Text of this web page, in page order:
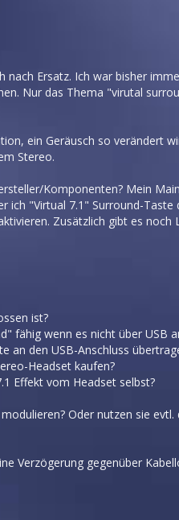
Ersatz. Ich war bisher
Nur das Thema "virutal
ein Geräusch so verändert
Stereo.
Komponenten? Mein
ich "Virtual 7.1" Surround-
Zusätzlich gibt es
ist?
fähig wenn es nicht über USB
an den USB-Anschluss
Headset kaufen?
Effekt vom Headset selbst?
Oder nutzen sie
Verzögerung gegenüber